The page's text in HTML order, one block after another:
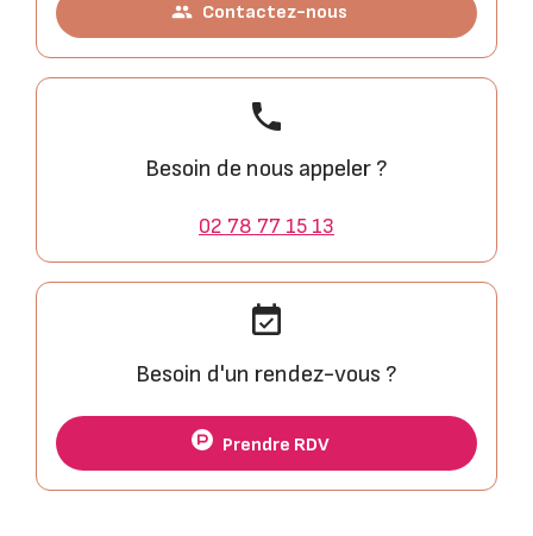
people Contactez-nous
phone
Besoin de nous appeler ?
02 78 77 15 13
event_available
Besoin d'un rendez-vous ?
Prendre RDV